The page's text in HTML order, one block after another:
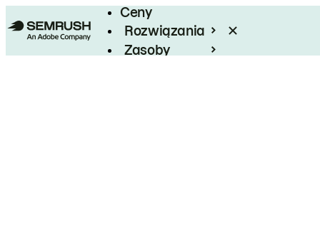
Ceny
Rozwiązania
Zasoby